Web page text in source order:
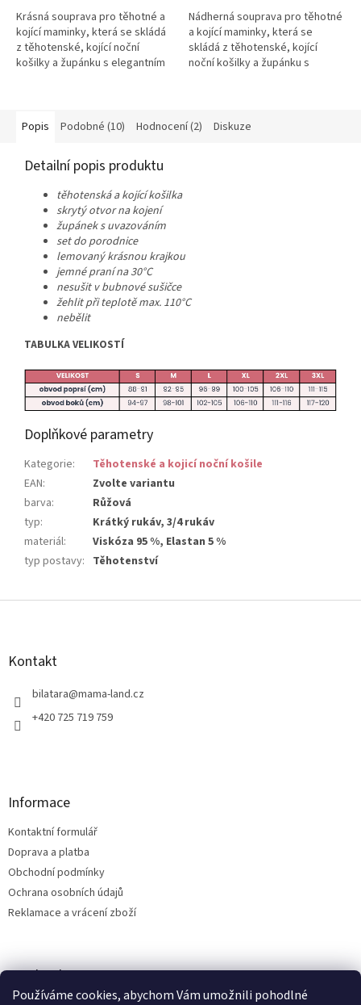
Používáme cookies, abychom Vám umožnili pohodlné
5
hvězdiček.
Krásná souprava pro těhotné a
kojící maminky, která se skládá
z těhotenské, kojící noční
košilky a župánku s elegantním
Nádherná souprava pro těhotné
a kojící maminky, která se
skládá z těhotenské, kojící
noční košilky a župánku s
Popis Podobné (10) Hodnocení (2) Diskuze
Detailní popis produktu
těhotenská a kojící košilka
skrytý otvor na kojení
župánek s uvazováním
set do porodnice
lemovaný krásnou krajkou
jemné praní na 30°C
nesušit v bubnové sušičce
žehlit při teplotě max. 110°C
nebělit
TABULKA VELIKOSTÍ
Doplňkové parametry
Kategorie:
Těhotenské a kojicí noční košile
EAN:
Zvolte variantu
barva:
Růžová
typ:
Krátký rukáv, 3/4 rukáv
materiál:
Viskóza 95 %, Elastan 5 %
typ postavy: Těhotenství
Z
Kontakt
bilatara@mama-land.cz
+420 725 719 759
Informace
Kontaktní formulář
Doprava a platba
Obchodní podmínky
Ochrana osobních údajů
Reklamace a vrácení zboží
Facebook